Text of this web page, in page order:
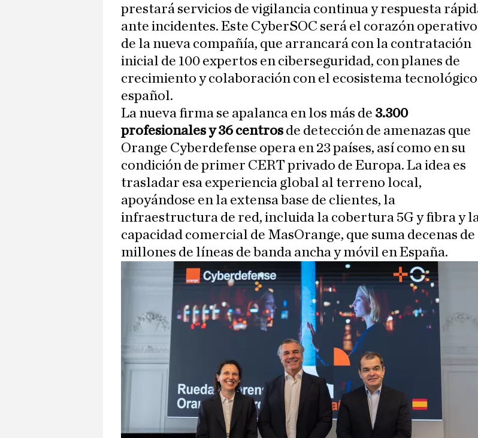
prestará servicios de vigilancia continua y respuesta
ante incidentes. Este CyberSOC será el corazón operativo
de la nueva compañía, que arrancará con la contratación
inicial de 100 expertos en ciberseguridad, con planes de
crecimiento y colaboración con el ecosistema tecnológico
español.
La nueva firma se apalanca en los más de 3.300
profesionales y 36 centros de detección de amenazas que
Orange Cyberdefense opera en 23 países, así como en su
condición de primer CERT privado de Europa. La idea es
trasladar esa experiencia global al terreno local,
apoyándose en la extensa base de clientes, la
infraestructura de red, incluida la cobertura 5G y fibra y
capacidad comercial de MasOrange, que suma decenas de
millones de líneas de banda ancha y móvil en España.